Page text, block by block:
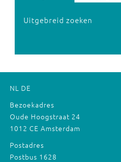
Uitgebreid zoeken
NL DE
Bezoekadres
Oude Hoogstraat 24
1012 CE Amsterdam
Postadres
Postbus 1628